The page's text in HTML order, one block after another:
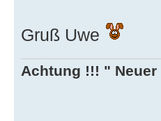
Gruß Uwe
Achtung !!! "